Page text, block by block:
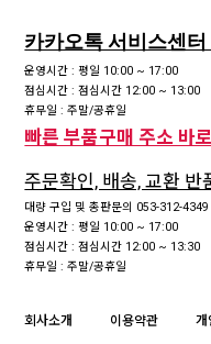
카카오톡 서비스센
운영시간 : 평일 10:00 ~ 17:00
점심시간 : 점심시간 12:00 ~ 13:00
휴무일 : 주말/공휴일
빠른 부품구매 주소 바
주문확인, 배송, 교환 반
대량 구입 및 총판문의 053-312-4349
운영시간 : 평일 10:00 ~ 17:00
점심시간 : 점심시간 12:00 ~ 13:30
휴무일 : 주말/공휴일
회사소개 이용약관 개